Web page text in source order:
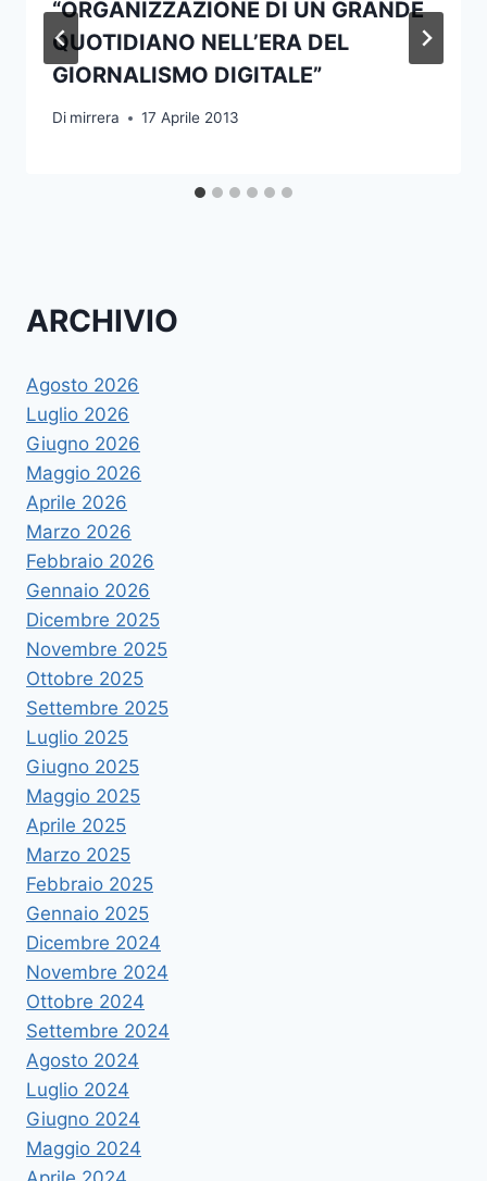
“ORGANIZZAZIONE DI UN GRANDE
QUOTIDIANO NELL’ERA DEL
GIORNALISMO DIGITALE”
Di mirrera 17 Aprile 2013
ARCHIVIO
Agosto 2026
Luglio 2026
Giugno 2026
Maggio 2026
Aprile 2026
Marzo 2026
Febbraio 2026
Gennaio 2026
Dicembre 2025
Novembre 2025
Ottobre 2025
Settembre 2025
Luglio 2025
Giugno 2025
Maggio 2025
Aprile 2025
Marzo 2025
Febbraio 2025
Gennaio 2025
Dicembre 2024
Novembre 2024
Ottobre 2024
Settembre 2024
Agosto 2024
Luglio 2024
Giugno 2024
Maggio 2024